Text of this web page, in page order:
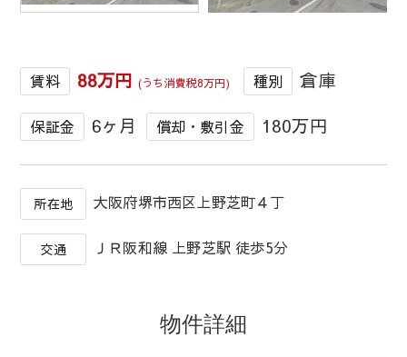
1/1
賃料 88万円 (うち消費税8万円) 種別 倉庫
保証金 6ヶ月 償却・敷引金 180万円
所在地 大阪府堺市西区上野芝町４丁
交通 ＪＲ阪和線 上野芝駅 徒歩5分
物件詳細